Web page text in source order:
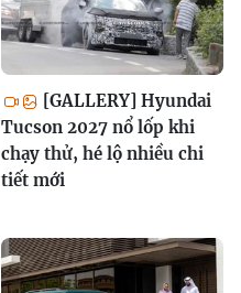
[GALLERY] Hyundai
Tucson 2027 nổ lốp khi
chạy thử, hé lộ nhiều chi
tiết mới